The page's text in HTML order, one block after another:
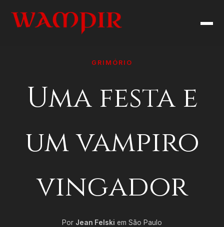
GRIMÓRIO
Uma festa e
um vampiro
vingador
Por Jean Felski em São Paulo